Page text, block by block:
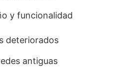
y funcionalidad
deteriorados
antiguas